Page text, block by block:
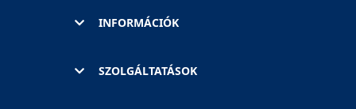
INFORMÁCIÓK
SZOLGÁLTATÁSOK